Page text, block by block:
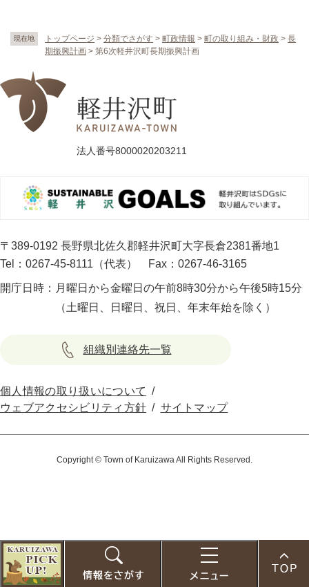
お
現在地 トップページ > 分類でさがす > 町政情報 > 町の取り組み・財政 > 長
期振興計画 > 第6次軽井沢町長期振興計画
法人番号8000020203211
〒389-0192 長野県北佐久郡軽井沢町大字長倉2381番地1
Tel：0267-45-8111（代表）
Fax：0267-46-3165
開庁日時： 月曜日から金曜日の午前8時30分から午後5時15分
（土曜日、日曜日、祝日、年末年始を除く）
組織別連絡先一覧
個人情報の取り扱いについて
ウェブアクセシビリティ方針
サイトマップ
Copyright © Town of Karuizawa All Rights Reserved.